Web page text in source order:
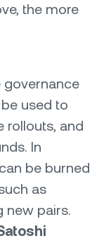
the more
governance
used to
rollouts, and
In
be burned
as
new pairs.